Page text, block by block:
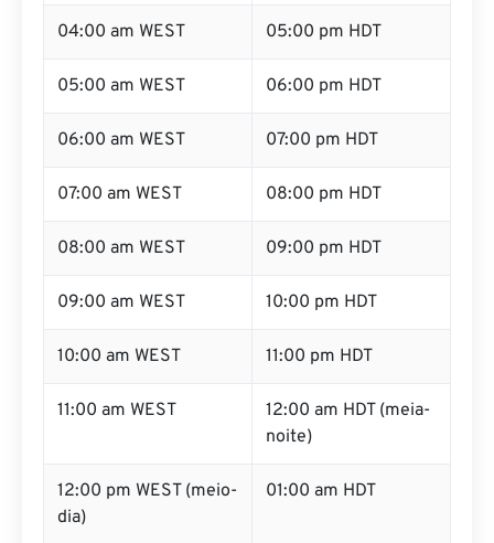
04:00 am WEST 05:00 pm HDT
05:00 am WEST 06:00 pm HDT
06:00 am WEST 07:00 pm HDT
07:00 am WEST 08:00 pm HDT
08:00 am WEST 09:00 pm HDT
09:00 am WEST 10:00 pm HDT
10:00 am WEST 11:00 pm HDT
11:00 am WEST
12:00 am HDT (meia-
noite)
12:00 pm WEST (meio-
dia)
01:00 am HDT